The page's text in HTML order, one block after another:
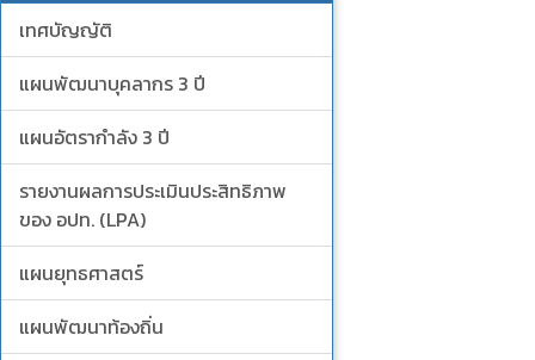
เทศบัญญัติ
แผนพัฒนาบุคลากร 3 ปี
แผนอัตรากำลัง 3 ปี
รายงานผลการประเมินประสิทธิภาพ
ของ อปท. (LPA)
แผนยุทธศาสตร์
แผนพัฒนาท้องถิ่น